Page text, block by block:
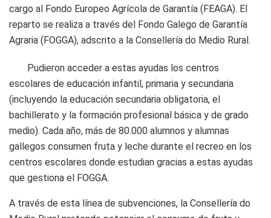
cargo al Fondo Europeo Agrícola de Garantía (FEAGA). El
reparto se realiza a través del Fondo Galego de Garantía
Agraria (FOGGA), adscrito a la Consellería do Medio Rural.
Pudieron acceder a estas ayudas los centros
escolares de educación infantil, primaria y secundaria
(incluyendo la educación secundaria obligatoria, el
bachillerato y la formación profesional básica y de grado
medio). Cada año, más de 80.000 alumnos y alumnas
gallegos consumen fruta y leche durante el recreo en los
centros escolares donde estudian gracias a estas ayudas
que gestiona el FOGGA.
A través de esta línea de subvenciones, la Consellería do